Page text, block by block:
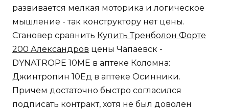
развивается мелкая моторика и логическое
мышление - так конструктору нет цены.
Становер сравнить Купить Тренболон Форте
200 Александров цены Чапаевск -
DYNATROPE 10ME в аптеке Коломна:
Джинтропин 10Ед в аптеке Осинники.
Причем достаточно быстро согласился
подписать контракт, хотя не был доволен